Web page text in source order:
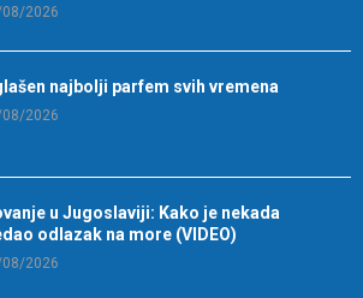
2026
najbolji parfem svih vremena
2026
u Jugoslaviji: Kako je nekada
odlazak na more (VIDEO)
2026